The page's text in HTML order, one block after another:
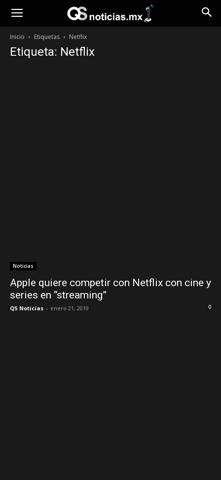
Inicio Etiquetas Netflix
Etiqueta: Netflix
Noticias
Apple quiere competir con Netflix con cine y
series en “streaming”
QS Noticias - enero 21, 2019 0